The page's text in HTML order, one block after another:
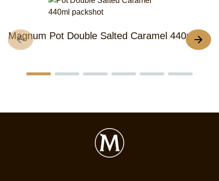
Magnum Pot Double Salted Caramel 440ml